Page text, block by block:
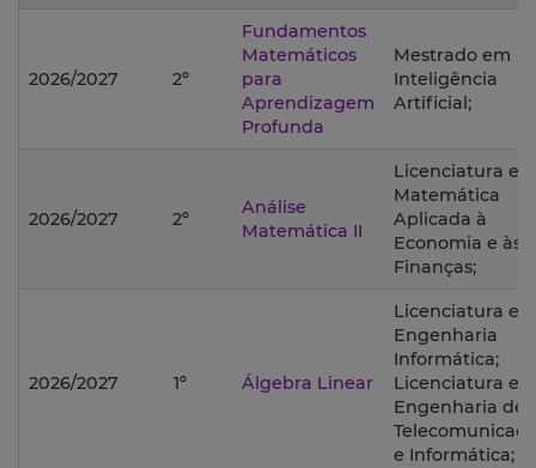
2026/2027 2º
Fundamentos
Matemáticos
para
Aprendizagem
Profunda
Mestrado em
Inteligência
Artificial;
2026/2027 2º
Análise
Matemática II
Licenciatura em
Matemática
Aplicada à
Economia e às
Finanças;
2026/2027 1º Álgebra Linear
Licenciatura em
Engenharia
Informática;
Licenciatura em
Engenharia de
e Informática;